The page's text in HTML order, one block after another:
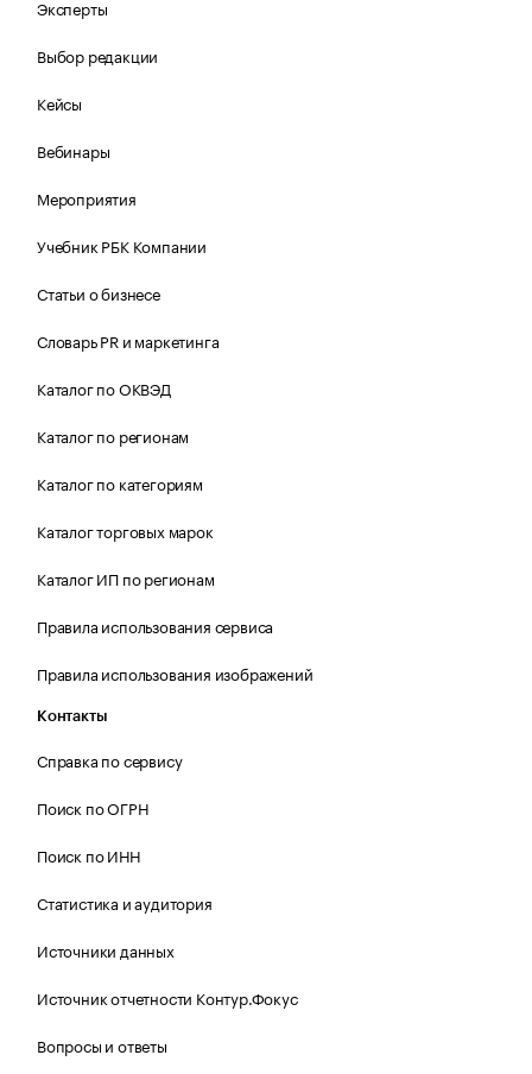
Эксперты
Выбор редакции
Кейсы
Вебинары
Мероприятия
Учебник РБК Компании
Статьи о бизнесе
Словарь PR и маркетинга
Каталог по ОКВЭД
Каталог по регионам
Каталог по категориям
Каталог торговых марок
Каталог ИП по регионам
Правила использования сервиса
Правила использования изображений
Контакты
Справка по сервису
Поиск по ОГРН
Поиск по ИНН
Статистика и аудитория
Источники данных
Источник отчетности Контур.Фокус
Вопросы и ответы